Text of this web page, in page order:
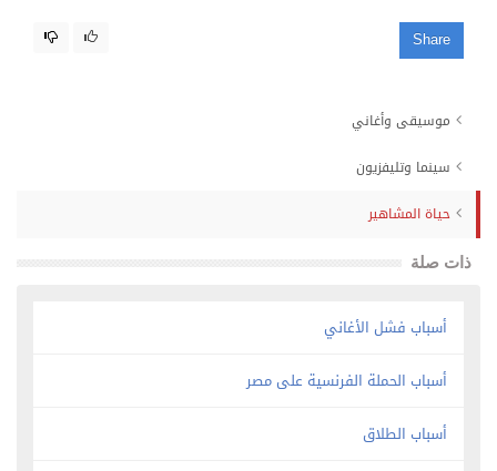
Share
موسيقى وأغاني
سينما وتليفزيون
حياة المشاهير
ذات صلة
أسباب فشل الأغاني
أسباب الحملة الفرنسية على مصر
أسباب الطلاق